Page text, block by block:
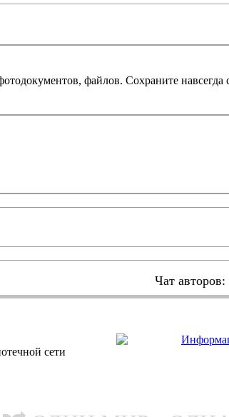
файлов. Сохраните навсегда
Чат авторов:
сети